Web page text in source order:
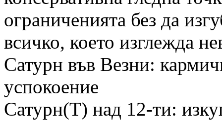
ограниченията без да
всичко, което изглежда
Сатурн във Везни:
успокоение
Сатурн(Т) над 12-ти: